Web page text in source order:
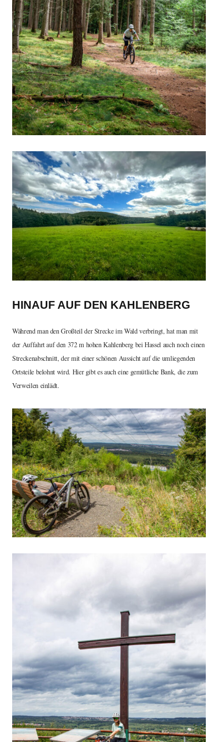
HINAUF AUF DEN KAHLENBERG
Während man den Großteil der Strecke im Wald verbringt, hat man mit
der Auffahrt auf den 372 m hohen Kahlenberg bei Hassel auch noch einen
Streckenabschnitt, der mit einer schönen Aussicht auf die umliegenden
Ortsteile belohnt wird. Hier gibt es auch eine gemütliche Bank, die zum
Verweilen einlädt.